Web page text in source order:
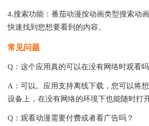
4.搜索功能：番茄动漫按动画类型搜索动
快速找到您想要看到的内容。
常见问题
Q：这个应用真的可以在没有网络时观看吗
A：可以。应用支持离线下载，您可以将
设备上，在没有网络的环境下也能随时打
Q：观看动漫需要付费或者看广告吗？